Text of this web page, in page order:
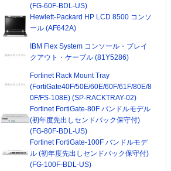
(FG-60F-BDL-US)
Hewlett-Packard HP LCD 8500 コンソ
ール (AF642A)
IBM Flex System コンソール・ブレイ
クアウト・ケーブル (81Y5286)
Fortinet Rack Mount Tray
(FortiGate40F/50E/60E/60F/61F/80E/8
0F/FS-108E) (SP-RACKTRAY-02)
Fortinet FortiGate-80F バンドルモデル
(初年度先出しセンドバック保守付)
(FG-80F-BDL-US)
Fortinet FortiGate-100F バンドルモデ
ル (初年度先出しセンドバック保守付)
(FG-100F-BDL-US)